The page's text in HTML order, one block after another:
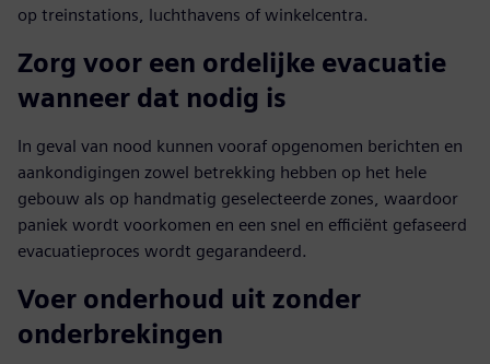
op treinstations, luchthavens of winkelcentra.
Zorg voor een ordelijke evacuatie
wanneer dat nodig is
In geval van nood kunnen vooraf opgenomen berichten en
aankondigingen zowel betrekking hebben op het hele
gebouw als op handmatig geselecteerde zones, waardoor
paniek wordt voorkomen en een snel en efficiënt gefaseerd
evacuatieproces wordt gegarandeerd.
Voer onderhoud uit zonder
onderbrekingen